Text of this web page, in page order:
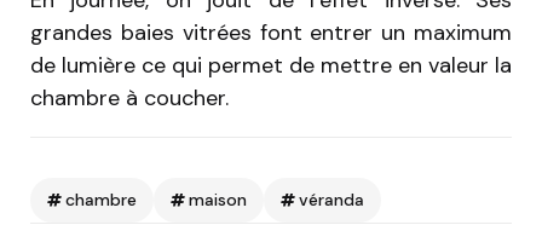
grandes baies vitrées font entrer un maximum
de lumière ce qui permet de mettre en valeur la
chambre à coucher.
chambre maison véranda